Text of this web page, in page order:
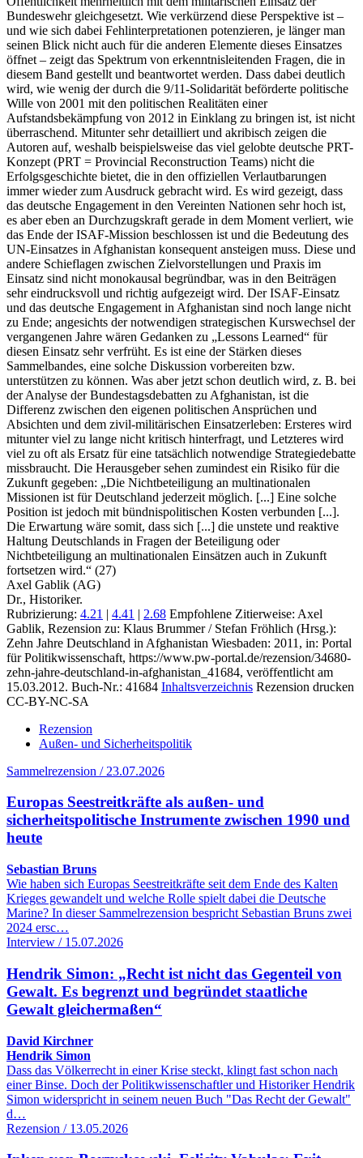
Bundeswehr gleichgesetzt. Wie verkürzend diese Perspektive ist –
und wie sich dabei Fehlinterpretationen potenzieren, je länger man
seinen Blick nicht auch für die anderen Elemente dieses Einsatzes
öffnet – zeigt das Spektrum von erkenntnisleitenden Fragen, die in
diesem Band gestellt und beantwortet werden. Dass dabei deutlich
wird, wie wenig der durch die 9/11-Solidarität beförderte politische
Wille von 2001 mit den politischen Realitäten einer
Aufstandsbekämpfung von 2012 in Einklang zu bringen ist, ist nicht
überraschend. Mitunter sehr detailliert und akribisch zeigen die
Autoren auf, weshalb beispielsweise das viel gelobte deutsche PRT-
Konzept (PRT = Provincial Reconstruction Teams) nicht die
Erfolgsgeschichte bietet, die in den offiziellen Verlautbarungen
immer wieder zum Ausdruck gebracht wird. Es wird gezeigt, dass
das deutsche Engagement in den Vereinten Nationen sehr hoch ist,
es aber eben an Durchzugskraft gerade in dem Moment verliert, wie
das Ende der ISAF-Mission beschlossen ist und die Bedeutung des
UN-Einsatzes in Afghanistan konsequent ansteigen muss. Diese und
andere Schieflagen zwischen Zielvorstellungen und Praxis im
Einsatz sind nicht monokausal begründbar, was in den Beiträgen
sehr eindrucksvoll und richtig aufgezeigt wird. Der ISAF-Einsatz
und das deutsche Engagement in Afghanistan sind noch lange nicht
zu Ende; angesichts der notwendigen strategischen Kurswechsel der
vergangenen Jahre wären Gedanken zu „Lessons Learned“ für
diesen Einsatz sehr verfrüht. Es ist eine der Stärken dieses
Sammelbandes, eine solche Diskussion vorbereiten bzw.
unterstützen zu können. Was aber jetzt schon deutlich wird, z. B. bei
der Analyse der Bundestagsdebatten zu Afghanistan, ist die
Differenz zwischen den eigenen politischen Ansprüchen und
Absichten und dem zivil-militärischen Einsatzerleben: Ersteres wird
mitunter viel zu lange nicht kritisch hinterfragt, und Letzteres wird
viel zu oft als Ersatz für eine tatsächlich notwendige Strategiedebatte
missbraucht. Die Herausgeber sehen zumindest ein Risiko für die
Zukunft gegeben: „Die Nichtbeteiligung an multinationalen
Missionen ist für Deutschland jederzeit möglich. [...] Eine solche
Position ist jedoch mit bündnispolitischen Kosten verbunden [...].
Die Erwartung wäre somit, dass sich [...] die unstete und reaktive
Haltung Deutschlands in Fragen der Beteiligung oder
Nichtbeteiligung an multinationalen Einsätzen auch in Zukunft
fortsetzen wird.“ (27)
Axel Gablik (AG)
Dr., Historiker.
Rubrizierung: 4.21 | 4.41 | 2.68 Empfohlene Zitierweise: Axel
Gablik, Rezension zu: Klaus Brummer / Stefan Fröhlich (Hrsg.):
Zehn Jahre Deutschland in Afghanistan Wiesbaden: 2011, in: Portal
für Politikwissenschaft, https://www.pw-portal.de/rezension/34680-
zehn-jahre-deutschland-in-afghanistan_41684, veröffentlicht am
15.03.2012. Buch-Nr.: 41684 Inhaltsverzeichnis Rezension drucken
CC-BY-NC-SA
Rezension
Außen- und Sicherheitspolitik
Sammelrezension / 23.07.2026
Europas Seestreitkräfte als außen- und
sicherheitspolitische Instrumente zwischen 1990 und
heute
Sebastian Bruns
Wie haben sich Europas Seestreitkräfte seit dem Ende des Kalten
Krieges gewandelt und welche Rolle spielt dabei die Deutsche
Marine? In dieser Sammelrezension bespricht Sebastian Bruns zwei
2024 ersc…
Interview / 15.07.2026
Hendrik Simon: „Recht ist nicht das Gegenteil von
Gewalt. Es begrenzt und begründet staatliche
Gewalt gleichermaßen“
David Kirchner
Hendrik Simon
Dass das Völkerrecht in einer Krise steckt, klingt fast schon nach
einer Binse. Doch der Politikwissenschaftler und Historiker Hendrik
Simon widerspricht in seinem neuen Buch "Das Recht der Gewalt"
d…
Rezension / 13.05.2026